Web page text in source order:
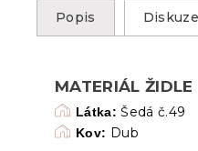
Popis Diskuze
MATERIÁL ŽIDLE
Látka: Šedá č.49
Kov: Dub